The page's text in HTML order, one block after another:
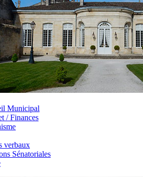
Municipal
/ Finances
verbaux
Sénatoriales